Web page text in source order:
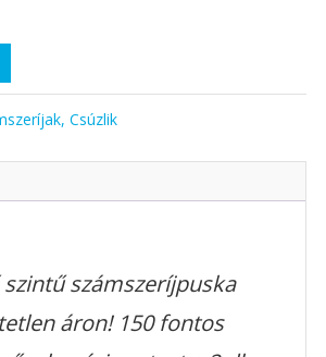
Csúzlik
szintű számszeríjpuska
áron! 150 fontos